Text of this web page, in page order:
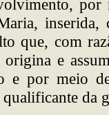
por
inserida,
que, com
origina e
e por meio
qualificante da